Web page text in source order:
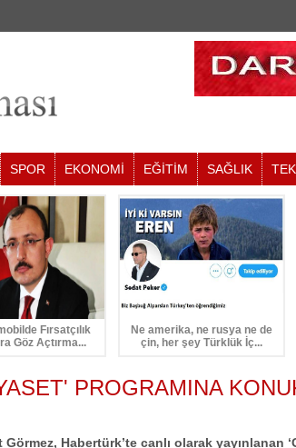
SPOR EKONOMİ EĞİTİM SAĞLIK
Fırsatçılık
Göz Açtırma...
Ne amerika, ne rusya ne de
çin, her şey Türklük İç...
PROGRAMINA
Habertürk’te canlı olarak yayınlanan